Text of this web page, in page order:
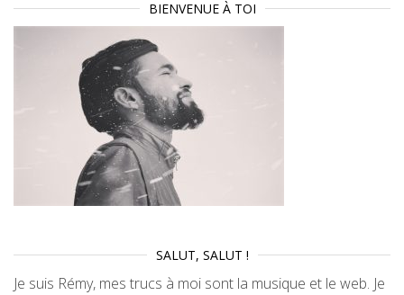
BIENVENUE À TOI
SALUT, SALUT !
Je suis Rémy, mes trucs à moi sont la musique et le web. Je